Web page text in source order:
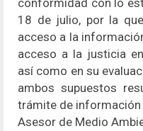
conformidad con lo
18 de julio, por la
acceso a la
acceso a la justicia
así como en su
ambos supuestos
trámite de
Asesor de Medio